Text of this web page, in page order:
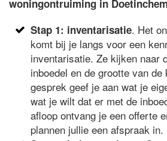
woningontruiming in
Stap 1: inventarisatie. Het
komt bij je langs voor een
inventarisatie. Ze kijken naar
inboedel en de grootte van
gesprek geef je aan wat je
wat je wilt dat er met de
afloop ontvang je een offerte
plannen jullie een afspraak in.